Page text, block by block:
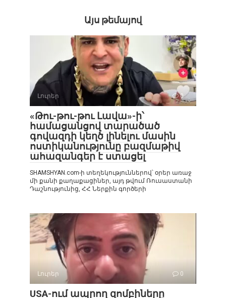
Այս թեմայով
Լուրեր 0
«Թու-թու-թու Լավա»-ի՝
համացանցով տարածած
գովազդի կեղծ լինելու մասին
ոստիկանությունը բազմաթիվ
ահազանգեր է ստացել
SHAMSHYAN.com-ի տեղեկություններով՝ օրեր առաջ
մի քանի քաղաքացիներ, այդ թվում Ռուսաստանի
Դաշնությունից, ՀՀ Ներքին գործերի
Լուրեր 0
USA-ում ապրող զոմբիները